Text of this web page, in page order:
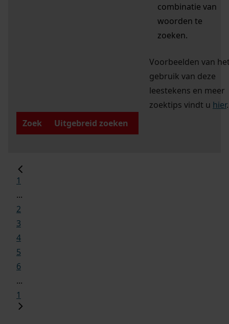
combinatie van
woorden te
zoeken.
Voorbeelden van
gebruik van deze
leestekens en meer
zoektips vindt u hier.
Zoek
Uitgebreid zoeken
1
...
2
3
4
5
6
...
1